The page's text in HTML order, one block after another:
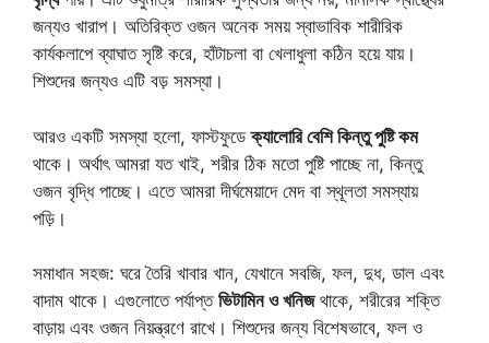
জন্যও খারাপ। অতিরিক্ত ওজন অনেক সময় স্বাভাবিক শারীরিক
কার্যকলাপে ব্যাঘাত সৃষ্টি করে, হাঁটাচলা বা খেলাধুলা কঠিন হয়ে যায়।
শিশুদের জন্যও এটি বড় সমস্যা।
আরও একটি সমস্যা হলো, ফাস্টফুডেক্যালোরি বেশি কিন্তু পুষ্টি কম
থাকে। অর্থাৎ আমরা যত খাই, শরীর ঠিক মতো পুষ্টি পাচ্ছে না, কিন্তু
ওজন বৃদ্ধি পাচ্ছে। এতে আমরা দীর্ঘমেয়াদে মেদ বা স্থূলতা সমস্যায়
পড়ি।
সমাধান সহজ: ঘরে তৈরি খাবার খান, যেখানে সবজি, ফল, দুধ, ডাল এবং
বাদাম থাকে। এগুলোতে পর্যাপ্ত ভিটামিন ও খনিজথাকে, শরীরের শক্তি
বাড়ায় এবং ওজন নিয়ন্ত্রণে রাখে। শিশুদের জন্য বিশেষভাবে, ফল ও